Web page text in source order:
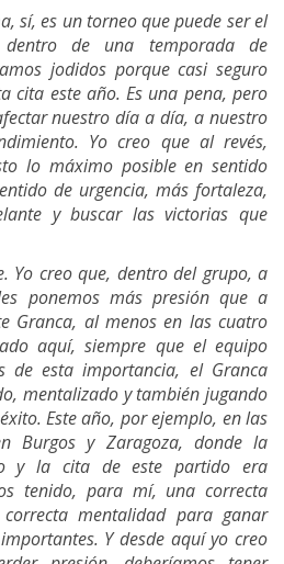
sí, es un torneo que puede ser el
de una temporada de
jodidos porque casi seguro
cita este año. Es una pena, pero
nuestro día a día, a nuestro
Yo creo que al revés,
lo máximo posible en sentido
de urgencia, más fortaleza,
y buscar las victorias que
Yo creo que, dentro del grupo, a
ponemos más presión que a
Granca, al menos en las cuatro
aquí, siempre que el equipo
de esta importancia, el Granca
mentalizado y también jugando
Este año, por ejemplo, en las
Burgos y Zaragoza, donde la
y la cita de este partido era
tenido, para mí, una correcta
mentalidad para ganar
Y desde aquí yo creo